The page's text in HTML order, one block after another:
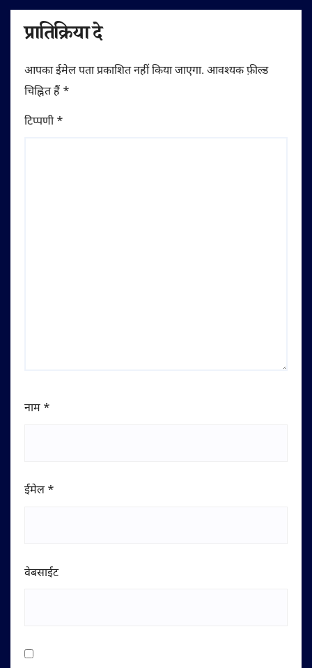
प्रातिक्रिया दे
आपका ईमेल पता प्रकाशित नहीं किया जाएगा. आवश्यक फ़ील्ड
चिह्नित हैं *
टिप्पणी*
नाम *
ईमेल *
वेबसाईट